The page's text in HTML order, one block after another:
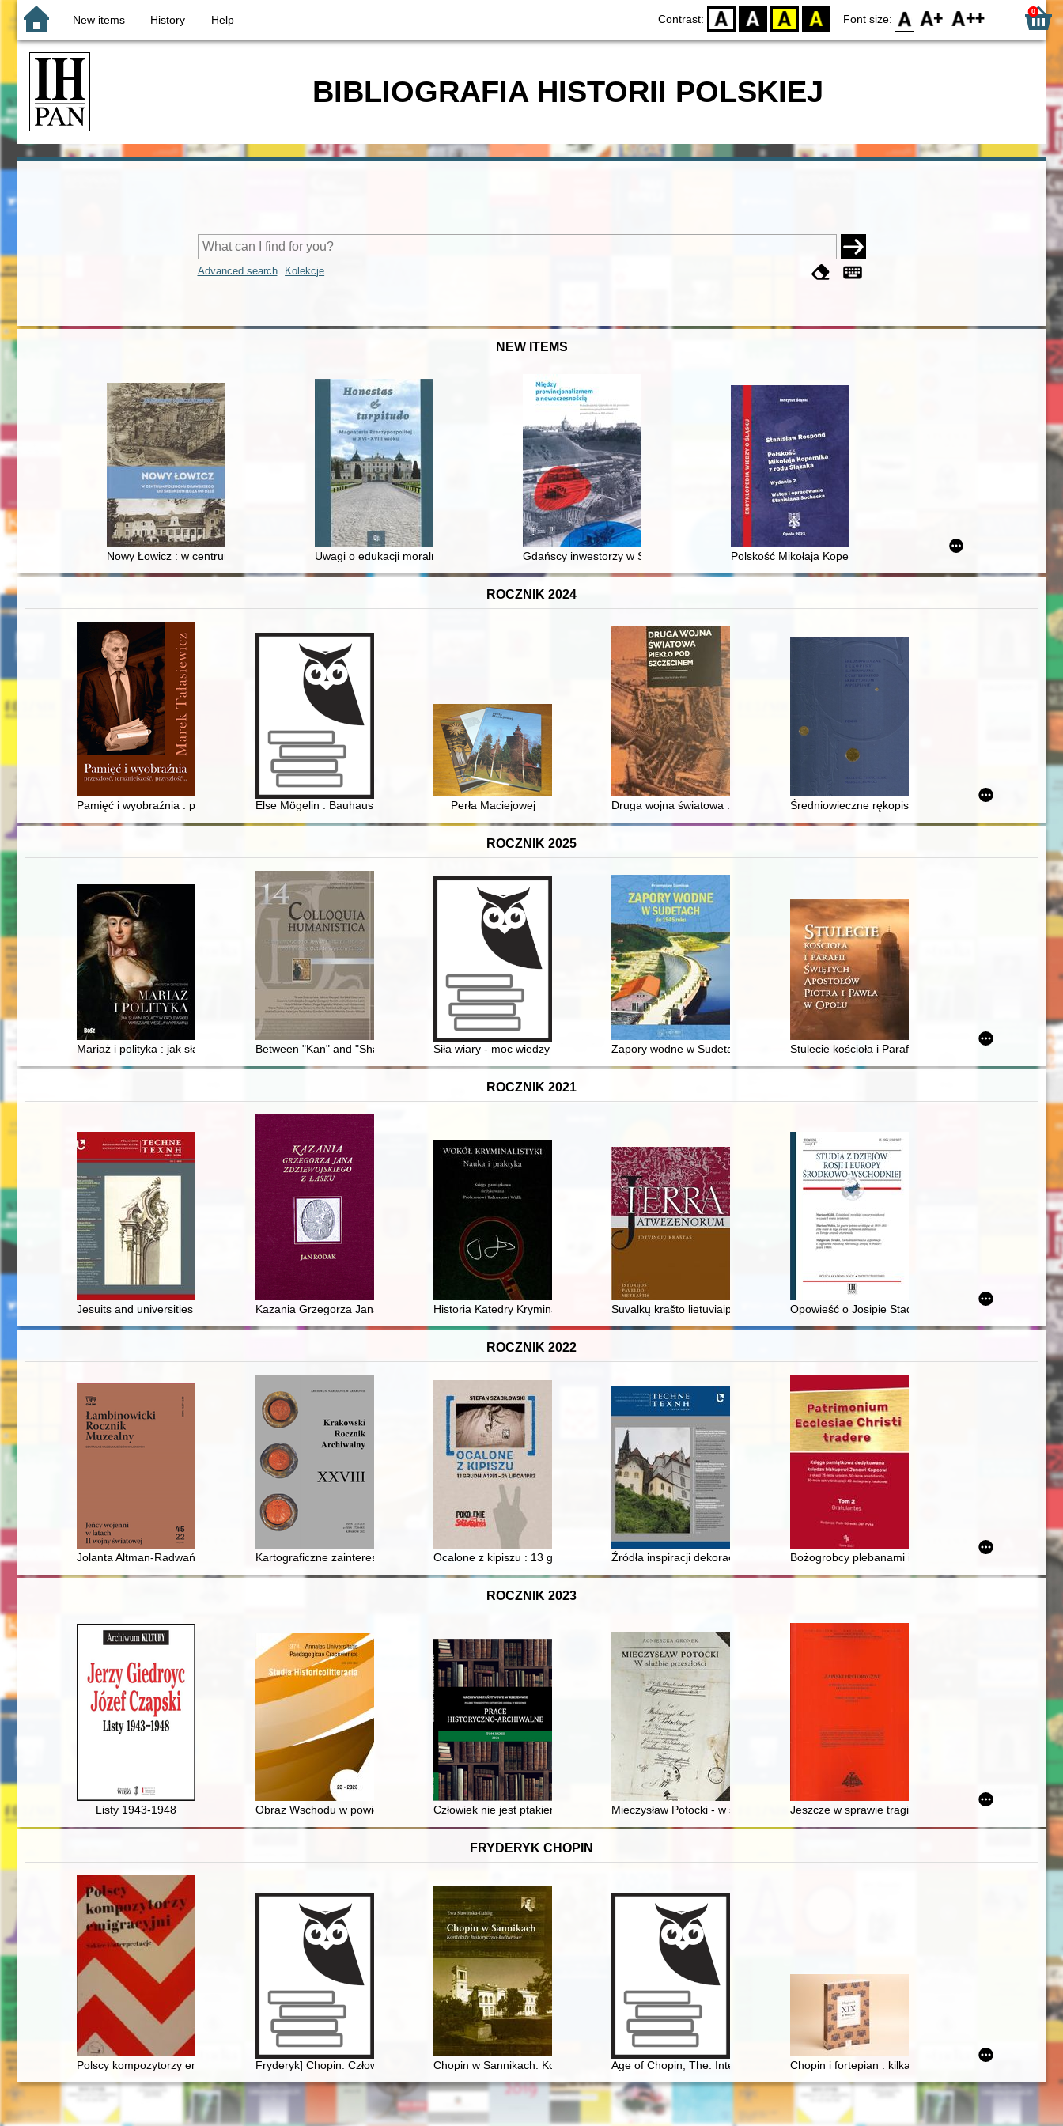
New items History Help Contrast: D BW YB BY Font size: F0 F1 F2 0
BIBLIOGRAFIA HISTORII POLSKIEJ
Advanced search Kolekcje
NEW ITEMS
Nowy Łowicz : w centrum poligonu drawskiego od średniowiecza do dziśUwagi o edukacji moralnej synów szlacheckich w XVI-wiecznej RzeczypospolitejGdańscy inwestorzy w Sopocie : prestiż finansowy i towarzyski lokalnego mieszczaństwa w 2. poł. XIX w
Polskość Mikołaja Kopernika z rodu Ślązaka
ROCZNIK 2024
Pamięć i wyobraźnia : przeszłość, teraźniejszość, przyszłość... : Marek Tałasiewicz
Else Mögelin : Bauhaus i duchowość na Pomorzu = Bauhaus und Spiritualität in Pommern
Perła Maciejowej Druga wojna światowa : piekło pod SzczecinemŚredniowieczne rękopisy iluminowane z cysterskiego
ROCZNIK 2025
Mariaż i polityka : jak sławni Polacy w królewskiej Warszawie wesela wyprawiali
Between "Kan" and "Sham" : commemorative materiality of the Łopuchowo Forest
Siła wiary - moc wiedzy : amulety i numizmaty w historii medycyny = The strength of faith - the power of knowledge :
Zapory wodne w Sudetach do 1945 rokuStulecie kościoła i Parafii Świętych Apostołów Piotra i
ROCZNIK 2021
Jesuits and universities - recenzja] Kazania Grzegorza Jana Zdziewojskiego z Łasku. T. 2, Cz. 1,Historia Katedry Kryminalistyki Uniwersytetu ŚląskiegoSuvalkų krašto lietuviaipo Antrojo pasaulinio karoOpowieść o Josipie Stadlerze, pierwszym
ROCZNIK 2022
Jolanta Altman-Radwańska (1950-2022)Kartograficzne zainteresowania Tadeusza Czackiego = Cartographic interests of Tadeusz Czacki
Ocalone z kipiszu : 13 grudnia 1981 - 24 lipca 1982Źródła inspiracji dekoracji porcelany z wytwórni w Miśni, Wiedniu i Berlinie w XVIII wieku
Bożogrobcy plebanami i panami dziedzicznymi w
ROCZNIK 2023
Listy 1943-1948 Obraz Wschodu w powieściach historycznych Kazimierza KorkozowiczaCzłowiek nie jest ptakiem…" : ksiądz Infułat Stanisław Mac (1936-2020) we wspomnieniach przyjaciół, przełożonych i
Mieczysław Potocki - w służbie przeszłości : z dziejów konserwacji zabytków w Galicji
Jeszcze w sprawie tragicznych wydarzeń 3-4
FRYDERYK CHOPIN
Polscy kompozytorzy emigracyjni. Szkice i interpretacjeFryderyk] Chopin. Człowiek, dzieło, rezonansChopin w Sannikach. Konteksty historyczno-kulturoweAge of Chopin, The. Interdisciplinary inquiriesChopin i fortepian : kilka uwag o relacji człowieka z